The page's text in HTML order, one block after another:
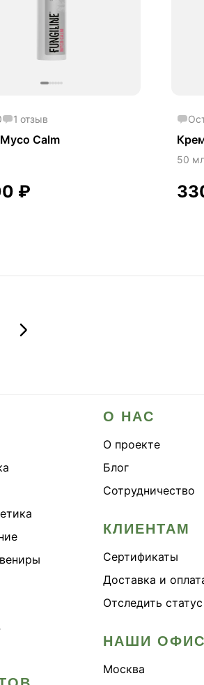
1 отзыв
Calm
₽
50 мл
О НАС
О проекте
Блог
Сотрудничество
КЛИЕНТАМ
Сертификаты
Доставка и
Отследить статус
НАШИ
Москва